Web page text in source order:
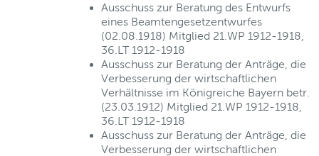
Ausschuss zur Beratung des Entwurfs
eines Beamtengesetzentwurfes
(02.08.1918) Mitglied 21.WP 1912-1918,
36.LT 1912-1918
Ausschuss zur Beratung der Anträge, die
Verbesserung der wirtschaftlichen
Verhältnisse im Königreiche Bayern betr.
(23.03.1912) Mitglied 21.WP 1912-1918,
36.LT 1912-1918
Ausschuss zur Beratung der Anträge, die
Verbesserung der wirtschaftlichen